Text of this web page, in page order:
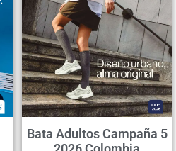
Bata Adultos Campaña 5